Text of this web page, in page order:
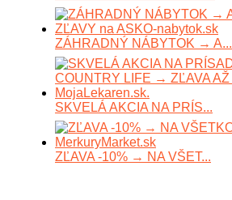
ZÁHRADNÝ NÁBYTOK → A...
SKVELÁ AKCIA NA PRÍS...
ZĽAVA -10% → NA VŠET...